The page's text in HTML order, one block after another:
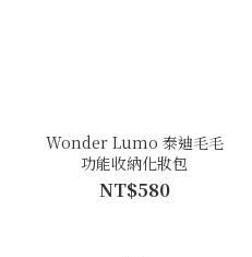
Wonder Lumo 泰迪毛毛
功能收納化妝包
NT$580